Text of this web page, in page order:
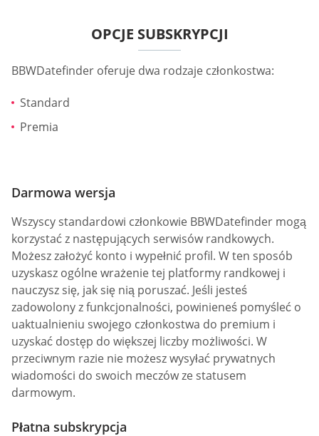
OPCJE SUBSKRYPCJI
BBWDatefinder oferuje dwa rodzaje członkostwa:
Standard
Premia
Darmowa wersja
Wszyscy standardowi członkowie BBWDatefinder mogą
korzystać z następujących serwisów randkowych.
Możesz założyć konto i wypełnić profil. W ten sposób
uzyskasz ogólne wrażenie tej platformy randkowej i
nauczysz się, jak się nią poruszać. Jeśli jesteś
zadowolony z funkcjonalności, powinieneś pomyśleć o
uaktualnieniu swojego członkostwa do premium i
uzyskać dostęp do większej liczby możliwości. W
przeciwnym razie nie możesz wysyłać prywatnych
wiadomości do swoich meczów ze statusem
darmowym.
Płatna subskrypcja